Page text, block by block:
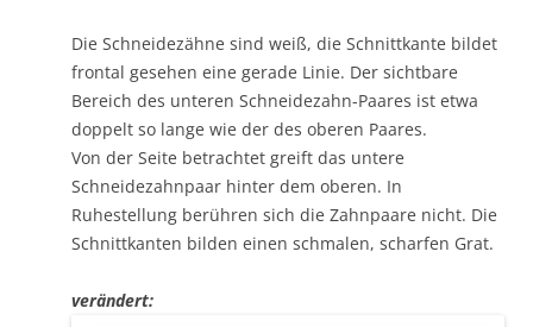
Die Schneidezähne sind weiß, die Schnittkante bildet
frontal gesehen eine gerade Linie. Der sichtbare
Bereich des unteren Schneidezahn-Paares ist etwa
doppelt so lange wie der des oberen Paares.
Von der Seite betrachtet greift das untere
Schneidezahnpaar hinter dem oberen. In
Ruhestellung berühren sich die Zahnpaare nicht. Die
Schnittkanten bilden einen schmalen, scharfen Grat.
verändert: